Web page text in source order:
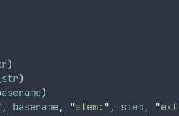
)
)
)
, basename, "stem: " , stem, "